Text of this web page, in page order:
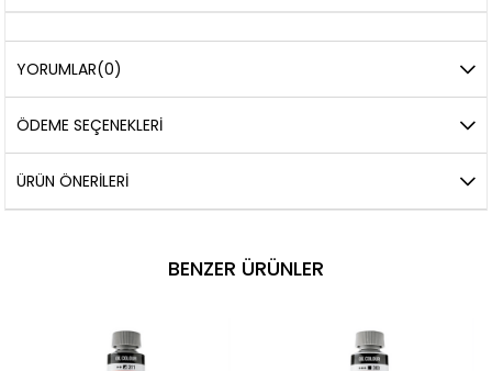
YORUMLAR(0)
ÖDEME SEÇENEKLERI
ÜRÜN ÖNERILERI
BENZER ÜRÜNLER